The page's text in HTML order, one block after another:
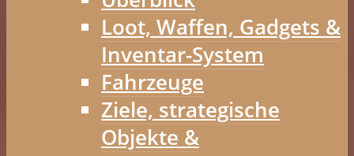
Loot, Waffen, Gadgets &
Inventar-System
Fahrzeuge
Ziele, strategische
Objekte &